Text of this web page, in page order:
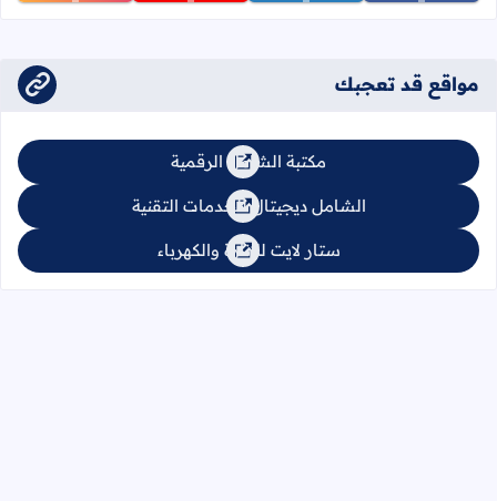
مواقع قد تعجبك
مكتبة الشامل الرقمية
الشامل ديجيتال للخدمات التقنية
ستار لايت للإنارة والكهرباء